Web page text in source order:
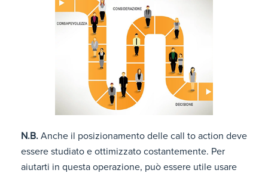
N.B. Anche il posizionamento delle call to action deve
essere studiato e ottimizzato costantemente. Per
aiutarti in questa operazione, può essere utile usare